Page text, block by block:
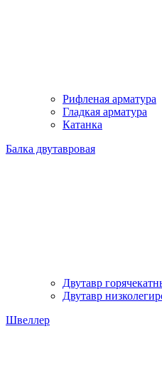
Рифленая арматура
Гладкая арматура
Катанка
Балка двутавровая
Двутавр
Двутавр
Швеллер